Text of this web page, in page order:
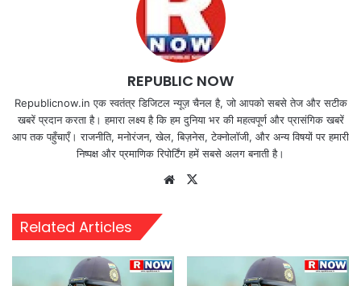
REPUBLIC NOW
Republicnow.in एक स्वतंत्र डिजिटल न्यूज़ चैनल है, जो आपको सबसे तेज और सटीक
खबरें प्रदान करता है। हमारा लक्ष्य है कि हम दुनिया भर की महत्वपूर्ण और प्रासंगिक खबरें
आप तक पहुँचाएँ। राजनीति, मनोरंजन, खेल, बिज़नेस, टेक्नोलॉजी, और अन्य विषयों पर हमारी
निष्पक्ष और प्रमाणिक रिपोर्टिंग हमें सबसे अलग बनाती है।
Website
Related Articles